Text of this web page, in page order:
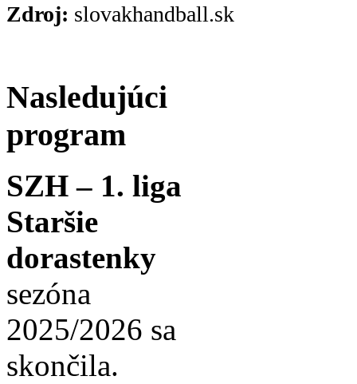
Zdroj: slovakhandball.sk
Nasledujúci
program
SZH – 1. liga
Staršie
dorastenky
sezóna
2025/2026 sa
skončila.